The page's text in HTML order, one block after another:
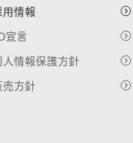
情報
宣言
情報保護方針
売方針